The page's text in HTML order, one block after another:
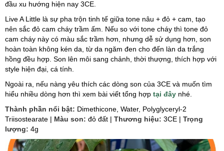
đầu xu hướng hiện nay 3CE.
Live A Little là sự pha trộn tinh tế giữa tone nâu + đỏ + cam, tạo
nên sắc đỏ cam cháy trầm ấm. Nếu so với tone cháy thì tone đỏ
cam cháy này có màu sắc trầm hơn, nhưng dễ sử dụng hơn, son
hoàn toàn không kén da, từ da ngăm đen cho đến làn da trắng
hồng đều hợp. Son lên môi sang chảnh, thời thượng, thích hợp với
style hiện đại, cá tính.
Ngoài ra, nếu nàng yêu thích các dòng son của 3CE và muốn tìm
hiểu nhiều dòng hơn thì xem bài viết tổng hợp tại đây nhé.
Thành phần nổi bật: Dimethicone, Water, Polyglyceryl-2
Triisostearate | Màu son: đỏ đất | Thương hiệu: 3CE | Trọng
lượng: 4g